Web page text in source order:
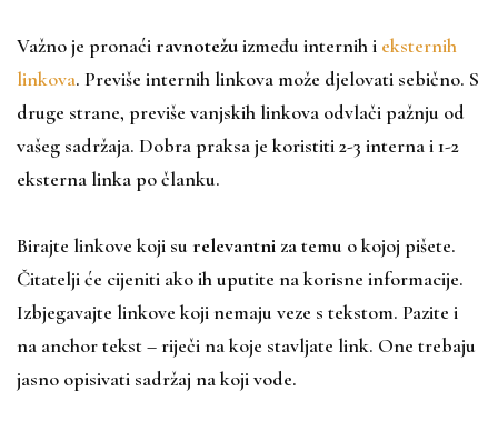
Važno je pronaćiravnotežuizmeđu internih i eksternih
linkova. Previše internih linkova može djelovati sebično. S
druge strane, previše vanjskih linkova odvlači pažnju od
vašeg sadržaja. Dobra praksa je koristiti 2-3 interna i 1-2
eksterna linka po članku.
Birajte linkove koji su relevantni za temu o kojoj pišete.
Čitatelji će cijeniti ako ih uputite na korisne informacije.
Izbjegavajte linkove koji nemaju veze s tekstom. Pazite i
na anchor tekst – riječi na koje stavljate link. One trebaju
jasno opisivati sadržaj na koji vode.